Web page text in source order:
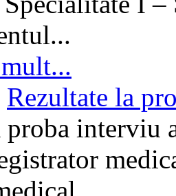
Rezultate la
proba interviu